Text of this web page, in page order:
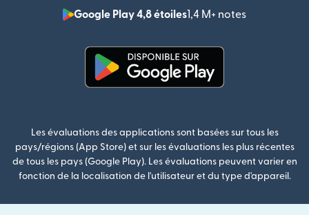
Google Play 4,8 étoiles1,4 M+ notes
Les évaluations des applications sont basées sur tous les
pays/régions (App Store) et sur les évaluations les plus récentes
de tous les pays (Google Play). Les évaluations peuvent varier en
fonction de la localisation de l'utilisateur et du type d'appareil.